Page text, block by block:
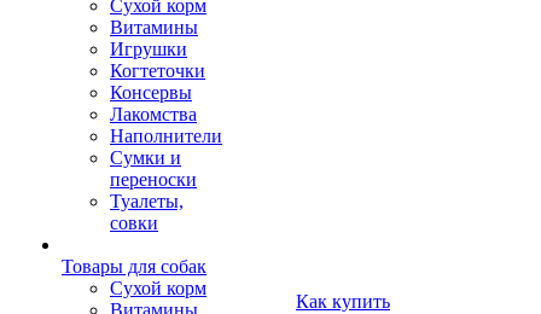
Cухой корм
Витамины
Игрушки
Когтеточки
Консервы
Лакомства
Наполнители
Сумки и
переноски
Туалеты,
совки
Товары для собак
Cухой корм
Витамины
Как купить